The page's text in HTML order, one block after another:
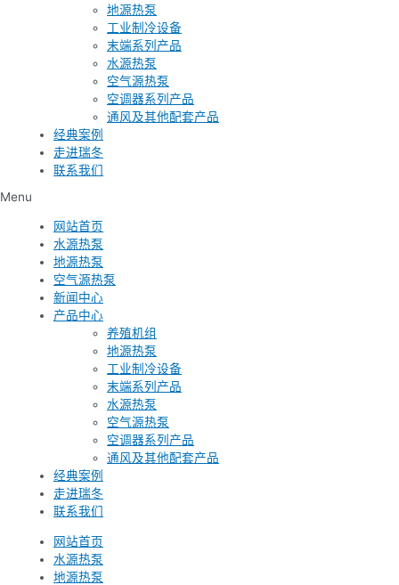
地源热泵
工业制冷设备
末端系列产品
水源热泵
空气源热泵
空调器系列产品
通风及其他配套产品
经典案例
走进瑞冬
联系我们
Menu
网站首页
水源热泵
地源热泵
空气源热泵
新闻中心
产品中心
养殖机组
地源热泵
工业制冷设备
末端系列产品
水源热泵
空气源热泵
空调器系列产品
通风及其他配套产品
经典案例
走进瑞冬
联系我们
网站首页
水源热泵
地源热泵